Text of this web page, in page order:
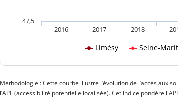
Limésy Seine-
2016 2017 2018
47,5
Méthodologie : Cette courbe illustre l’évolution de l’accès aux
l’APL (accessibilité potentielle localisée). Cet indice pondère